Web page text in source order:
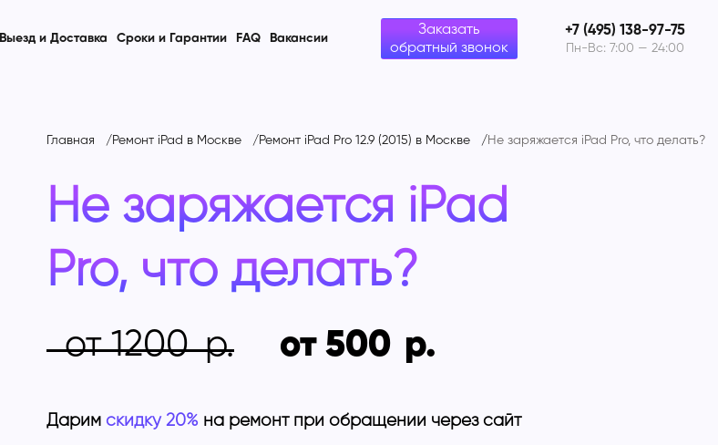
Выезд и Доставка Сроки и Гарантии FAQ Вакансии
Заказать
обратный звонок
+7 (495) 138-97-75
Пн-Вс: 7:00 — 24:00
Главная Ремонт iPad в Москве Ремонт iPad Pro 12.9 (2015) в Москве Не заряжается iPad Pro, что делать?
Не заряжается iPad
Pro, что делать?
от 1200 от 500
Дарим скидку 20% на ремонт при обращении через сайт